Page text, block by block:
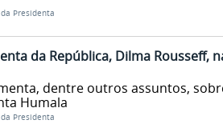
Presidenta
da República, Dilma Rousseff,
dentre outros assuntos,
Humala
Presidenta